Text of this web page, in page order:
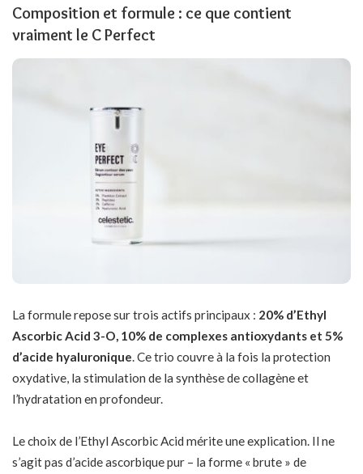
Composition et formule : ce que contient
vraiment le C Perfect
La formule repose sur trois actifs principaux : 20% d’Ethyl
Ascorbic Acid 3-O, 10% de complexes antioxydants et 5%
d’acide hyaluronique. Ce trio couvre à la fois la protection
oxydative, la stimulation de la synthèse de collagène et
l’hydratation en profondeur.
Le choix de l’Ethyl Ascorbic Acid mérite une explication. Il ne
s’agit pas d’acide ascorbique pur – la forme « brute » de